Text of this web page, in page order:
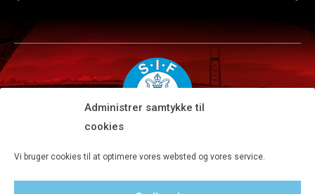
Administrer samtykke til
cookies
Vi bruger cookies til at optimere vores websted og vores service.
Tlf 8680 4477 · Fax 8680 4647 · Kontortid man-fre kl. 9-15